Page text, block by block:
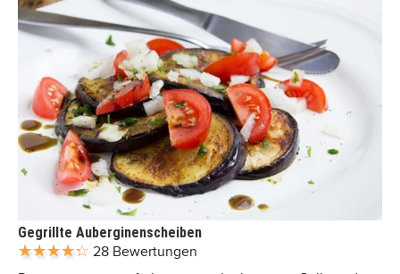
Gegrillte Auberginenscheiben
28 Bewertungen